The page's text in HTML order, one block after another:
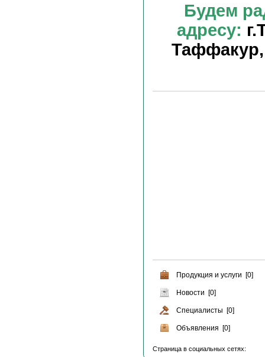
Будем
адресу:
Продукция и услуги [0]
Новости [0]
Специалисты [0]
Объявления [0]
Страница в социальных сетях: